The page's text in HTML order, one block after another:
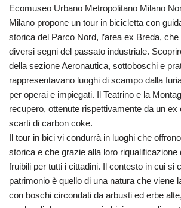
Ecomuseo Urbano Metropolitano Milano
Milano propone un tour in bicicletta con
storica del Parco Nord, l’area ex Breda,
diversi segni del passato industriale.
della sezione Aeronautica, sottoboschi e
rappresentavano luoghi di scampo dalla
per operai e impiegati. Il Teatrino e la
recupero, ottenute rispettivamente da un ex
scarti di carbon coke.
Il tour in bici vi condurrà in luoghi che
storica e che grazie alla loro riqualificazione
fruibili per tutti i cittadini. Il contesto in cui si
patrimonio è quello di una natura che viene
con boschi circondati da arbusti ed erbe